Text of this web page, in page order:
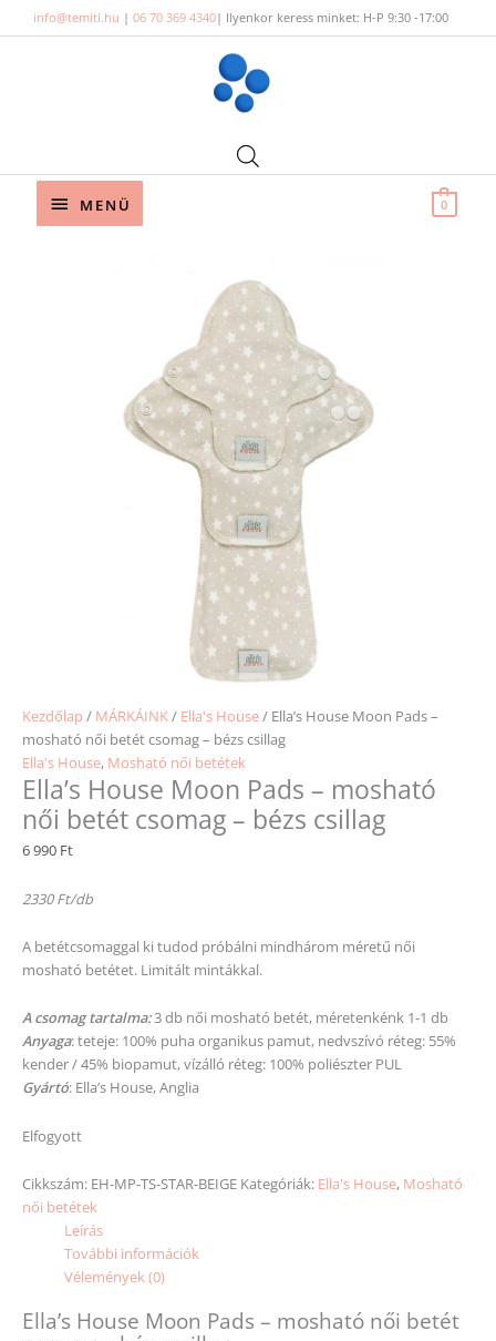
to
info@temiti.hu | 06 70 369 4340| Ilyenkor keress minket: H-P 9:30 -17:00
Below
MENÜ 0
Kezdőlap / MÁRKÁINK/ Ella's House/ Ella’s House Moon Pads –
mosható női betét csomag – bézs csillag
Ella's House, Mosható női betétek
Ella’s House Moon Pads – mosható
női betét csomag – bézs csillag
6 990 Ft
2330 Ft/db
A betétcsomaggal ki tudod próbálni mindhárom méretű női
mosható betétet. Limitált mintákkal.
A csomag tartalma:3 db női mosható betét, méretenkénk 1-1 db
Anyaga: teteje: 100% puha organikus pamut, nedvszívó réteg: 55%
kender / 45% biopamut, vízálló réteg: 100% poliészter PUL
Gyártó: Ella’s House, Anglia
Elfogyott
Cikkszám: EH-MP-TS-STAR-BEIGE Kategóriák: Ella's House, Mosható
női betétek
Leírás
További információk
Vélemények (0)
Ella’s House Moon Pads – mosható női betét